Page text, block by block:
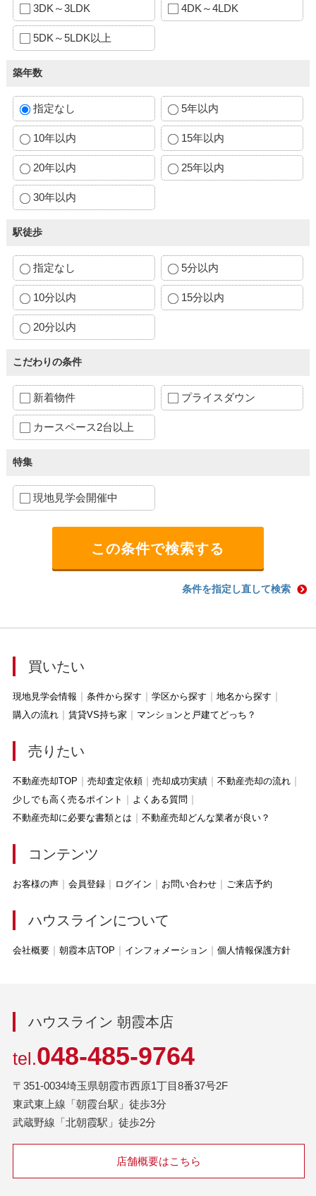
3DK～3LDK 4DK～4LDK
5DK～5LDK以上
築年数
指定なし 5年以内
10年以内 15年以内
20年以内 25年以内
30年以内
駅徒歩
指定なし 5分以内
10分以内 15分以内
20分以内
こだわりの条件
新着物件 プライスダウン
カースペース2台以上
特集
現地見学会開催中
条件を指定し直して検索
買いたい
現地見学会情報 条件から探す 学区から探す
地名から探す
購入の流れ
賃貸VS持ち家 マンションと戸建てどっち？
売りたい
不動産売却TOP 売却査定依頼 売却成功実績
不動産売却の流れ
少しでも高く売るポイント
よくある質問
不動産売却に必要な書類とは
不動産売却どんな業者が良い？
コンテンツ
お客様の声 会員登録 ログイン お問い合わせ ご来店予約
ハウスラインについて
会社概要 朝霞本店TOP インフォメーション 個人情報保護方針
ハウスライン 朝霞本店
tel.048-485-9764
〒351-0034埼玉県朝霞市西原1丁目8番37号2F
東武東上線「朝霞台駅」徒歩3分
武蔵野線「北朝霞駅」徒歩2分
店舗概要はこちら